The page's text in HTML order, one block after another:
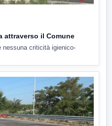
attraverso il Comune
nessuna criticità igienico-